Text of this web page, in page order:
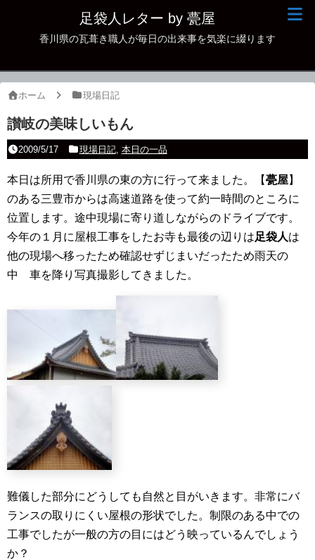
足袋人レター by 甍屋
香川県の瓦葺き職人が毎日の出来事を気楽に綴ります
ホーム 現場日記
讃岐の美味しいもん
2009/5/17 現場日記, 本日の一品
本日は所用で香川県の東の方に行って来ました。【甍屋】
のある三豊市からは高速道路を使って約一時間のところに
位置します。途中現場に寄り道しながらのドライブです。
今年の１月に屋根工事をしたお寺も最後の辺りは足袋人は
他の現場へ移ったため確認せずじまいだったため雨天の
中 車を降り写真撮影してきました。
難儀した部分にどうしても自然と目がいきます。非常にバ
ランスの取りにくい屋根の形状でした。制限のある中での
工事でしたが一般の方の目にはどう映っているんでしょう
か？
現場日記
古瓦
本日の一品
その他